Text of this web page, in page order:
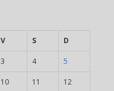
V S D
3 4 5
10 11 12